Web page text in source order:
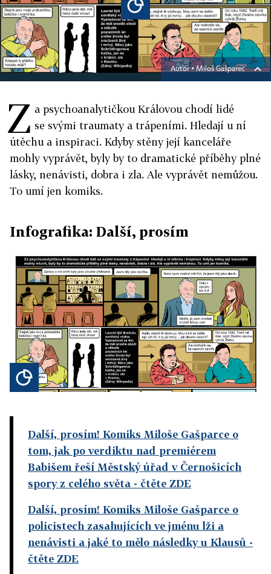
Autor ▪Miloš Gašparec
Z a psychoanalytičkou Královou chodí lidé
se svými traumaty a trápeními. Hledají u ní
útěchu a inspiraci. Kdyby stěny její kanceláře
mohly vyprávět, byly by to dramatické příběhy plné
lásky, nenávisti, dobra i zla. Ale vyprávět nemůžou.
To umí jen komiks.
Infografika: Další, prosím
Další, prosím! Komiks Miloše Gašparce o
tom, jak po verdiktu nad premiérem
Babišem řeší Městský úřad v Černošicích
spory z celého světa - čtěte ZDE
Další, prosím! Komiks Miloše Gašparce o
policistech zasahujících ve jménu lži a
nenávisti a jaké to mělo následky u Klausů -
čtěte ZDE